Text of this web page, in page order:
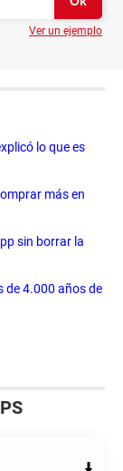
Ver un ejemplo
lo que es
más en
sin borrar la
de 4.000 años de